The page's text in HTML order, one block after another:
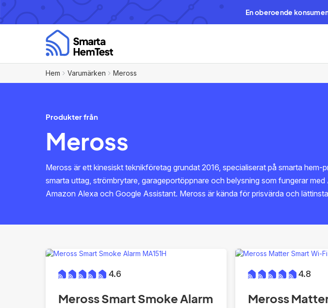
En oberoende
Hem Varumärken Meross
Produkter från
Meross
Meross är ett kinesiskt teknikföretag grundat 2016, specialiserat på smarta hem-
smarta uttag, strömbrytare, garageportöppnare och belysning som fungerar med
Amazon Alexa och Google Assistant. Meross är kända för prisvärda och
4.6
Meross Smart Smoke Alarm
4.8
Meross